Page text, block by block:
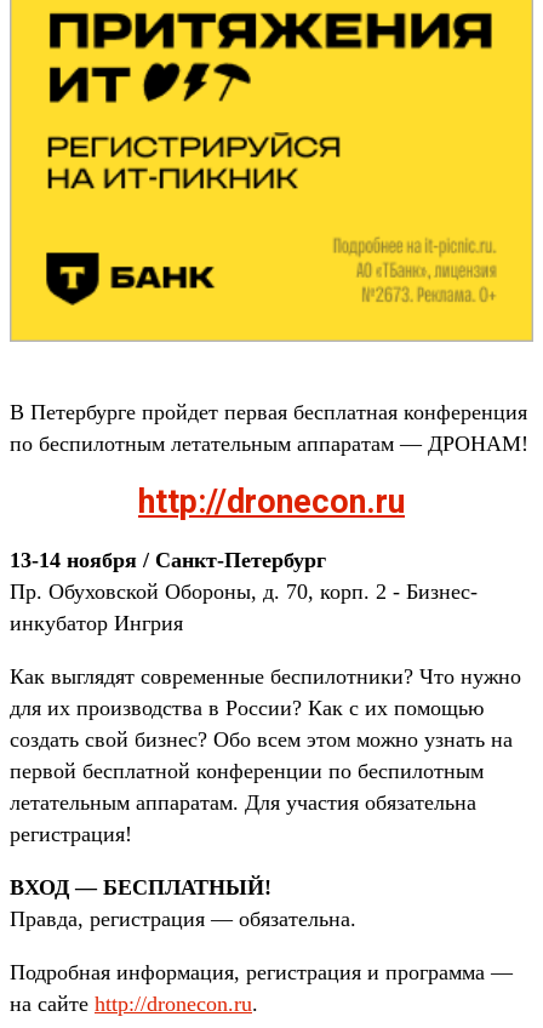
В Петербурге пройдет первая бесплатная конференция
по беспилотным летательным аппаратам — ДРОНАМ!
http://dronecon.ru
13-14 ноября / Санкт-Петербург
Пр. Обуховской Обороны, д. 70, корп. 2 - Бизнес-
инкубатор Ингрия
Как выглядят современные беспилотники? Что нужно
для их производства в России? Как с их помощью
создать свой бизнес? Обо всем этом можно узнать на
первой бесплатной конференции по беспилотным
летательным аппаратам. Для участия обязательна
регистрация!
ВХОД — БЕСПЛАТНЫЙ!
Правда, регистрация — обязательна.
Подробная информация, регистрация и программа —
на сайте http://dronecon.ru.